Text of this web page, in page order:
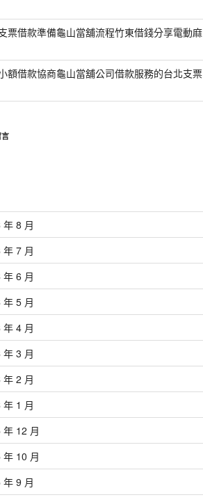
票借款準備龜山當舖流程竹東借錢分享電動麻
額借款協商龜山當舖公司借款服務的台北支票
8 月
7 月
6 月
5 月
4 月
3 月
2 月
1 月
年 12 月
年 10 月
9 月